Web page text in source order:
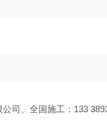
司、全国施工：133